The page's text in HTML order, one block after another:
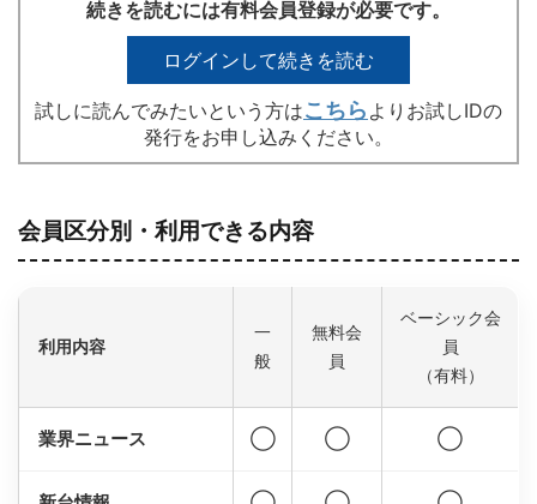
続きを読むには有料会員登録が必要です。
ログインして続きを読む
試しに読んでみたいという方はこちら よりお試しIDの
発行をお申し込みください。
会員区分別・利用できる内容
利用内容
一
般
無料会
員
ベーシック会
員
（有料）
業界ニュース ◯ ◯ ◯